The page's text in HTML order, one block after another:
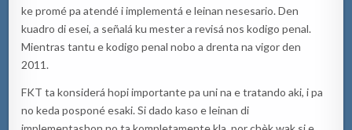
ke promé pa atendé i implementá e leinan nesesario. Den
kuadro di esei, a señalá ku mester a revisá nos kodigo penal.
Mientras tantu e kodigo penal nobo a drenta na vigor den
2011.
FKT ta konsiderá hopi importante pa uni na e tratando aki, i pa
no keda posponé esaki. Si dado kaso e leinan di